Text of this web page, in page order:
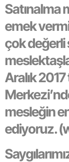
Satınalma
emek
çok değerli
Aralık
mesleğin
ediyoruz.